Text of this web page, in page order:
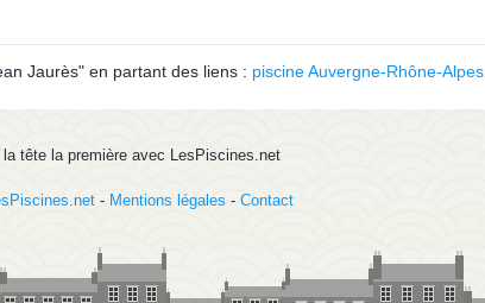
Jaurès" en partant des liens : piscine Auvergne-Rhône-Alpes
la tête la première avec LesPiscines.net
- Mentions légales - Contact